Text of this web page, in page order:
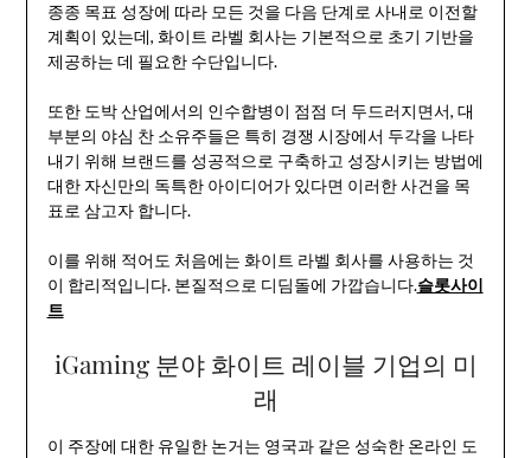
종종 목표 성장에 따라 모든 것을 다음 단계로 사내로 이전할
계획이 있는데, 화이트 라벨 회사는 기본적으로 초기 기반을
제공하는 데 필요한 수단입니다.
또한 도박 산업에서의 인수합병이 점점 더 두드러지면서, 대
부분의 야심 찬 소유주들은 특히 경쟁 시장에서 두각을 나타
내기 위해 브랜드를 성공적으로 구축하고 성장시키는 방법에
대한 자신만의 독특한 아이디어가 있다면 이러한 사건을 목
표로 삼고자 합니다.
이를 위해 적어도 처음에는 화이트 라벨 회사를 사용하는 것
이 합리적입니다. 본질적으로 디딤돌에 가깝습니다.슬롯사이
트
iGaming 분야 화이트 레이블 기업의 미
래
이 주장에 대한 유일한 논거는 영국과 같은 성숙한 온라인 도